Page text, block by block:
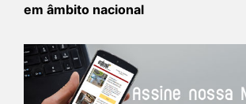
em âmbito nacional